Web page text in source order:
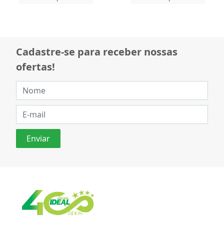
Cadastre-se para receber nossas
ofertas!